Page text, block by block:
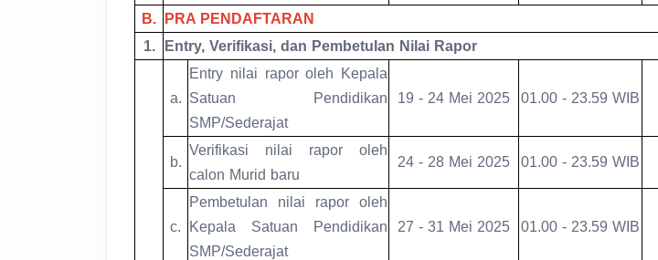
B.
PRA PENDAFTARAN
1.
Entry, Verifikasi, dan Pembetulan Nilai Rapor
a.
Entry nilai rapor oleh Kepala
Satuan Pendidikan
SMP/Sederajat
19 - 24 Mei 2025 01.00 - 23.59 WIB
b.
Verifikasi nilai rapor oleh
calon Murid baru
24 - 28 Mei 2025 01.00 - 23.59 WIB
c.
Pembetulan nilai rapor oleh
Kepala Satuan Pendidikan
SMP/Sederajat
27 - 31 Mei 2025 01.00 - 23.59 WIB